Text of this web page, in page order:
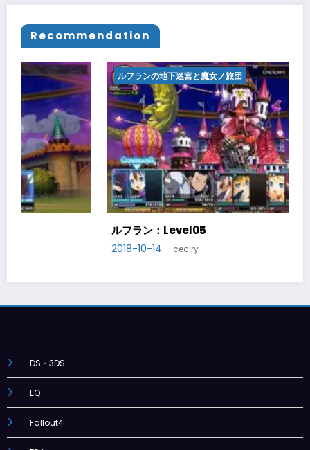
Recommendation
ルフランの地下迷宮と魔女ノ旅団
ルフラン：Level06
ceciry
DS・3DS
EQ
Fallout4